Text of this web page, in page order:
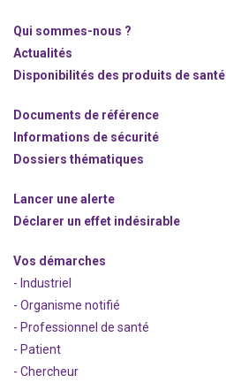
Qui sommes-nous ?
Actualités
Disponibilités des produits de santé
Documents de référence
Informations de sécurité
Dossiers thématiques
Lancer une alerte
Déclarer un effet indésirable
Vos démarches
- Industriel
- Organisme notifié
- Professionnel de santé
- Patient
- Chercheur